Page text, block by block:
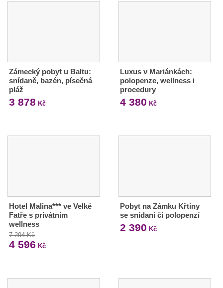
Zámecký pobyt u Baltu:
snídaně, bazén, písečná
pláž
3 878 Kč
Luxus v Mariánkách:
polopenze, wellness i
procedury
4 380 Kč
Hotel Malina*** ve Velké
Fatře s privátním
wellness
7 294 Kč
4 596 Kč
Pobyt na Zámku Křtiny
se snídaní či polopenzí
2 390 Kč